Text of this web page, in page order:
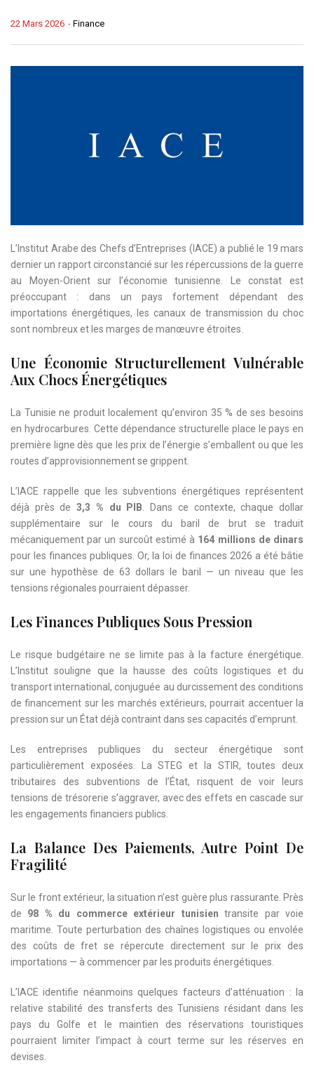
- Finance
22 Mars 2026
L’Institut Arabe des Chefs d’Entreprises (IACE) a publié le 19 mars
dernier un rapport circonstancié sur les répercussions de la guerre
au Moyen-Orient sur l’économie tunisienne. Le constat est
préoccupant : dans un pays fortement dépendant des
importations énergétiques, les canaux de transmission du choc
sont nombreux et les marges de manœuvre étroites.
Une Économie Structurellement Vulnérable
Aux Chocs Énergétiques
La Tunisie ne produit localement qu’environ 35 % de ses besoins
en hydrocarbures. Cette dépendance structurelle place le pays en
première ligne dès que les prix de l’énergie s’emballent ou que les
routes d’approvisionnement se grippent.
L’IACE rappelle que les subventions énergétiques représentent
déjà près de3,3 % du PIB . Dans ce contexte, chaque dollar
supplémentaire sur le cours du baril de brut se traduit
mécaniquement par un surcoût estimé à 164 millions de dinars
pour les finances publiques. Or, la loi de finances 2026 a été bâtie
sur une hypothèse de 63 dollars le baril — un niveau que les
tensions régionales pourraient dépasser.
Les Finances Publiques Sous Pression
Le risque budgétaire ne se limite pas à la facture énergétique.
L’Institut souligne que la hausse des coûts logistiques et du
transport international, conjuguée au durcissement des conditions
de financement sur les marchés extérieurs, pourrait accentuer la
pression sur un État déjà contraint dans ses capacités d’emprunt.
Les entreprises publiques du secteur énergétique sont
particulièrement exposées. La STEG et la STIR, toutes deux
tributaires des subventions de l’État, risquent de voir leurs
tensions de trésorerie s’aggraver, avec des effets en cascade sur
les engagements financiers publics.
La Balance Des Paiements, Autre Point De
Fragilité
Sur le front extérieur, la situation n’est guère plus rassurante. Près
de 98 % du commerce extérieur tunisien transite par voie
maritime. Toute perturbation des chaînes logistiques ou envolée
des coûts de fret se répercute directement sur le prix des
importations — à commencer par les produits énergétiques.
L’IACE identifie néanmoins quelques facteurs d’atténuation : la
relative stabilité des transferts des Tunisiens résidant dans les
pays du Golfe et le maintien des réservations touristiques
pourraient limiter l’impact à court terme sur les réserves en
devises.